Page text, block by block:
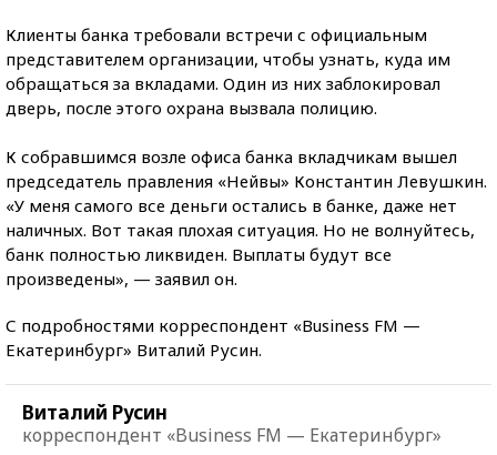
Клиенты банка требовали встречи с официальным
представителем организации, чтобы узнать, куда им
обращаться за вкладами. Один из них заблокировал
дверь, после этого охрана вызвала полицию.
К собравшимся возле офиса банка вкладчикам вышел
председатель правления «Нейвы» Константин Левушкин.
«У меня самого все деньги остались в банке, даже нет
наличных. Вот такая плохая ситуация. Но не волнуйтесь,
банк полностью ликвиден. Выплаты будут все
произведены», — заявил он.
С подробностями корреспондент «Business FM —
Екатеринбург» Виталий Русин.
Виталий Русин
корреспондент «Business FM — Екатеринбург»